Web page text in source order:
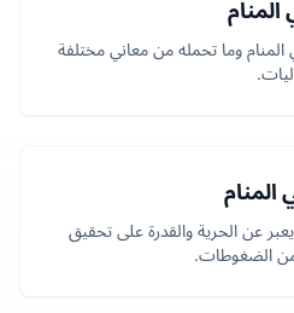
وما تحمله من معاني مختلفة
المنام
عن الحرية والقدرة على تحقيق
من الضغوطات.